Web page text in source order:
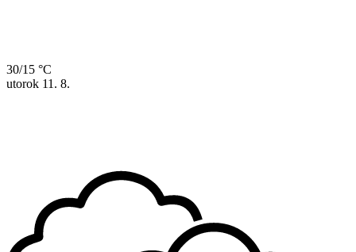
30/15 °C
utorok 11. 8.